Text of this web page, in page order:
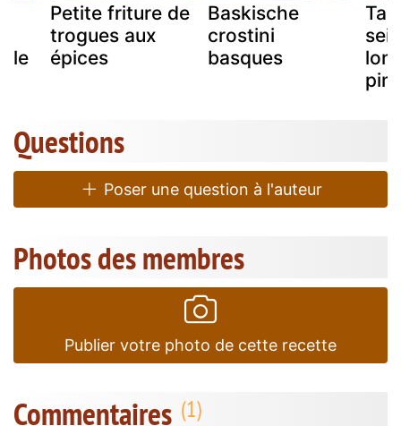
le
Petite friture de
trogues aux
épices
Baskische
crostini
basques
Questions
Poser une question à l'auteur
Photos des membres
Publier votre photo de cette recette
Commentaires